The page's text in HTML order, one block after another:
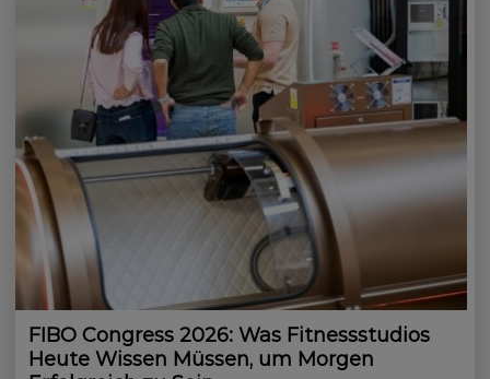
FIBO Congress 2026: Was Fitnessstudios
Heute Wissen Müssen, um Morgen